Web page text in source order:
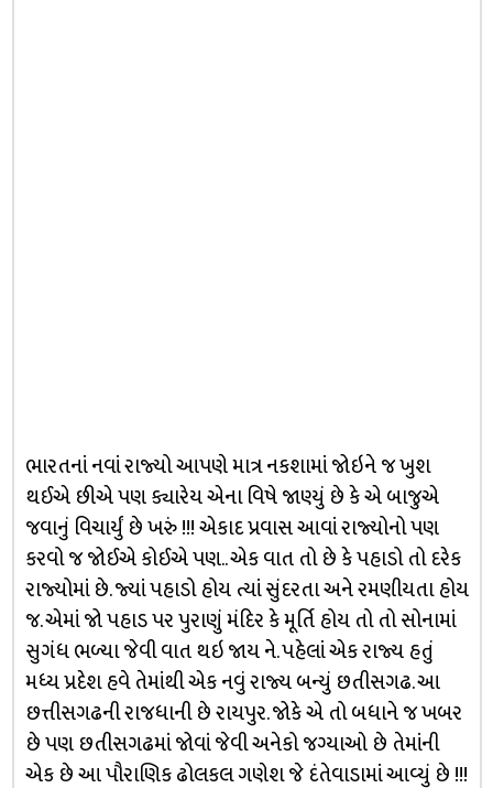
ભારતનાં નવાં રાજ્યો આપણે માત્ર નકશામાં જોઇને જ ખુશ
થઈએ છીએ પણ ક્યારેય એના વિષે જાણ્યું છે કે એ બાજુએ
જવાનું વિચાર્યું છે ખરું !!! એકાદ પ્રવાસ આવાં રાજ્યોનો પણ
કરવો જ જોઈએ કોઈએ પણ.. એક વાત તો છે કે પહાડો તો દરેક
રાજ્યોમાં છે. જ્યાં પહાડો હોય ત્યાં સુંદરતા અને રમણીયતા હોય
જ. એમાં જો પહાડ પર પુરાણું મંદિર કે મૂર્તિ હોય તો તો સોનામાં
સુગંધ ભળ્યા જેવી વાત થઇ જાય ને. પહેલાં એક રાજ્ય હતું
મધ્ય પ્રદેશ હવે તેમાંથી એક નવું રાજ્ય બન્યું છતીસગઢ. આ
છત્તીસગઢની રાજધાની છે રાયપુર. જોકે એ તો બધાને જ ખબર
છે પણ છતીસગઢમાં જોવાં જેવી અનેકો જગ્યાઓ છે તેમાંની
એક છે આ પૌરાણિક ઢોલકલ ગણેશ જે દંતેવાડામાં આવ્યું છે !!!